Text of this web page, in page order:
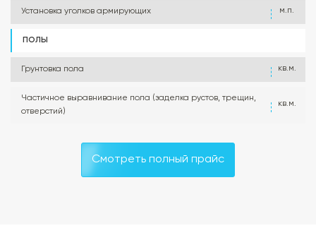
Установка уголков армирующих м.п.
ПОЛЫ
Грунтовка пола кв.м.
Частичное выравнивание пола (заделка рустов, трещин,
отверстий)
кв.м.
Смотреть полный прайс